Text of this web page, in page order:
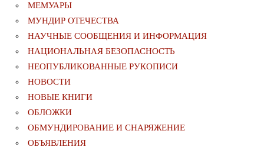
МЕМУАРЫ
МУНДИР ОТЕЧЕСТВА
НАУЧНЫЕ СООБЩЕНИЯ И ИНФОРМАЦИЯ
НАЦИОНАЛЬНАЯ БЕЗОПАСНОСТЬ
НЕОПУБЛИКОВАННЫЕ РУКОПИСИ
НОВОСТИ
НОВЫЕ КНИГИ
ОБЛОЖКИ
ОБМУНДИРОВАНИЕ И СНАРЯЖЕНИЕ
ОБЪЯВЛЕНИЯ